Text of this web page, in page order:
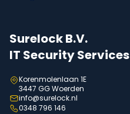
Surelock B.V.
IT Security Services
Korenmolenlaan 1E
3447 GG Woerden
info@surelock.nl
0348 796 146